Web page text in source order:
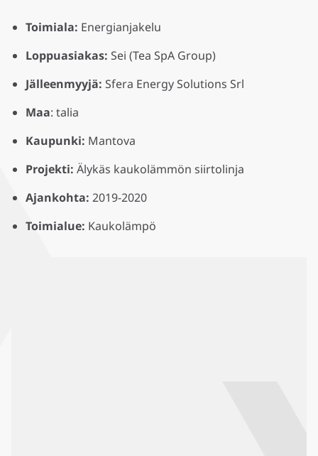
Toimiala: Energianjakelu
Loppuasiakas: Sei (Tea SpA Group)
Jälleenmyyjä: Sfera Energy Solutions Srl
Maa: talia
Kaupunki: Mantova
Projekti: Älykäs kaukolämmön siirtolinja
Ajankohta: 2019-2020
Toimialue: Kaukolämpö